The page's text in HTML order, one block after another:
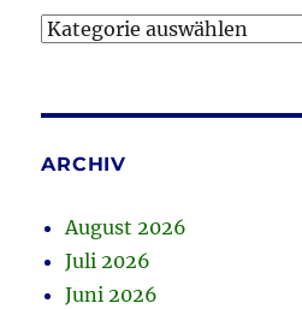
Kategorien
ARCHIV
August 2026
Juli 2026
Juni 2026